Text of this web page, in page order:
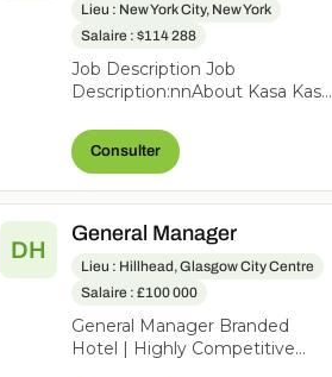
Lieu : New York City, New York
Salaire : $114 288
Job Description Job
Description:nnAbout Kasa Kasa
hotel and apartment hotel
brand and man...
Consulter
DH
General Manager
Lieu : Hillhead, Glasgow City Centre
Salaire : £100 000
General Manager Branded
Hotel | Highly Competitive